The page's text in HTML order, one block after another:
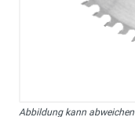
Abbildung kann abweichen